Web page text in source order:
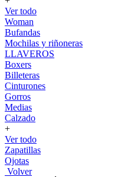
Ver todo
Woman
Bufandas
Mochilas y riñoneras
LLAVEROS
Boxers
Billeteras
Cinturones
Gorros
Medias
Calzado
+
Ver todo
Zapatillas
Ojotas
Volver